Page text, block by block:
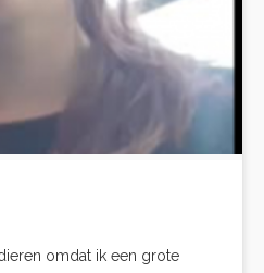
omdat ik een grote